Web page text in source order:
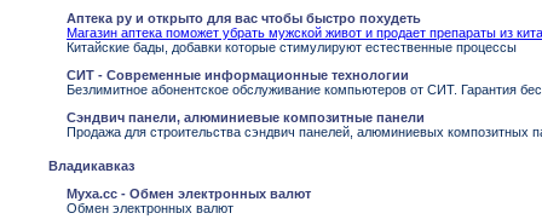
Аптека ру и открыто для вас чтобы быстро похудеть
Магазин аптека поможет убрать мужской живот и продает препараты из
Китайские бады, добавки которые стимулируют естественные процессы
СИТ - Современные информационные технологии
Безлимитное абонентское обслуживание компьютеров от СИТ. Гарантия
Сэндвич панели, алюминиевые композитные панели
Продажа для строительства сэндвич панелей, алюминиевых композитных
Владикавказ
Myxa.cc - Обмен электронных валют
Обмен электронных валют